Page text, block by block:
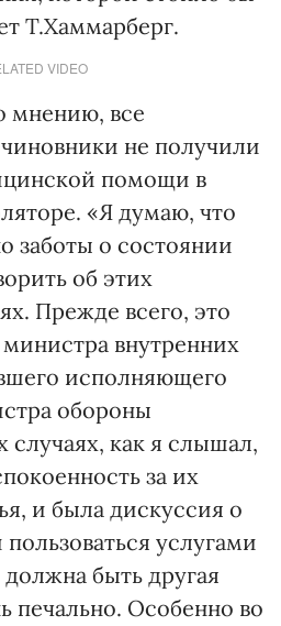
Т.Хаммарберг.
VIDEO
мнению, все
не получили
помощи в
«Я думаю, что
заботы о состоянии
об этих
Прежде всего, это
внутренних
исполняющего
обороны
случаях, как я слышал,
за их
и была дискуссия о
услугами
быть другая
печально. Особенно во